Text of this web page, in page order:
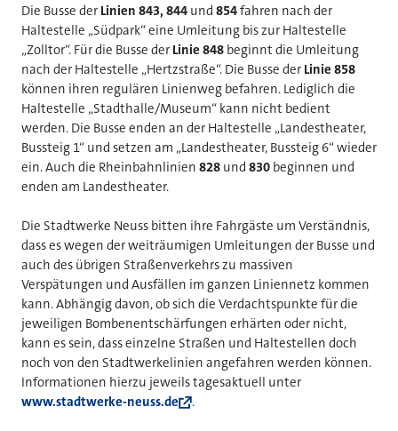
Die Busse der Linien 843, 844 und 854fahren nach der
Haltestelle „Südpark“ eine Umleitung bis zur Haltestelle
„Zolltor“. Für die Busse der Linie 848 beginnt die Umleitung
nach der Haltestelle „Hertzstraße“. Die Busse der Linie 858
können ihren regulären Linienweg befahren. Lediglich die
Haltestelle „Stadthalle/Museum“ kann nicht bedient
werden. Die Busse enden an der Haltestelle „Landestheater,
Bussteig 1“ und setzen am „Landestheater, Bussteig 6“ wieder
ein. Auch die Rheinbahnlinien 828 und 830 beginnen und
enden am Landestheater.
Die Stadtwerke Neuss bitten ihre Fahrgäste um Verständnis,
dass es wegen der weiträumigen Umleitungen der Busse und
auch des übrigen Straßenverkehrs zu massiven
Verspätungen und Ausfällen im ganzen Liniennetz kommen
kann. Abhängig davon, ob sich die Verdachtspunkte für die
jeweiligen Bombenentschärfungen erhärten oder nicht,
kann es sein, dass einzelne Straßen und Haltestellen doch
noch von den Stadtwerkelinien angefahren werden können.
Informationen hierzu jeweils tagesaktuell unter
www.stadtwerke-neuss.de
.